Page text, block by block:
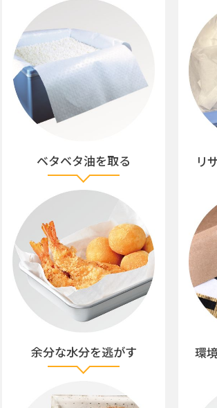
ベタベタ油を取る
余分な水分を逃がす
リ
環